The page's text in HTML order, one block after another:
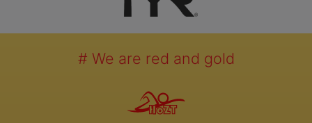
# We are red and gold